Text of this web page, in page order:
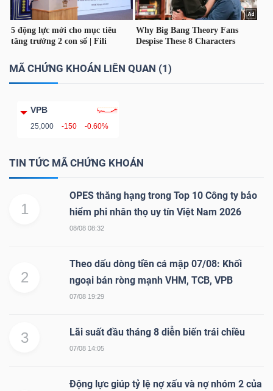
MÃ CHỨNG KHOÁN LIÊN QUAN (1)
VPB
25,000 -150 -0.60%
TIN TỨC MÃ CHỨNG KHOÁN
1
OPES thăng hạng trong Top 10 Công ty bảo
hiểm phi nhân thọ uy tín Việt Nam 2026
08/08 08:32
2
Theo dấu dòng tiền cá mập 07/08: Khối
ngoại bán ròng mạnh VHM, TCB, VPB
07/08 19:29
3 Lãi suất đầu tháng 8 diễn biến trái chiều
07/08 14:05
Động lực giúp tỷ lệ nợ xấu và nợ nhóm 2 của
TÀI
CÁ
NHÂN
TÍCH
VIETSTOCKFINANCE